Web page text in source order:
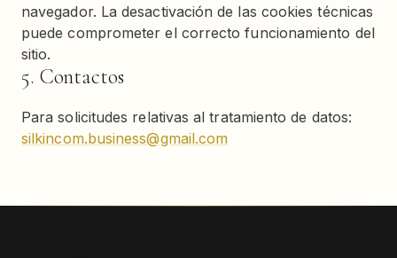
navegador. La desactivación de las cookies técnicas
puede comprometer el correcto funcionamiento del
sitio.
5. Contactos
Para solicitudes relativas al tratamiento de datos:
silkincom.business@gmail.com